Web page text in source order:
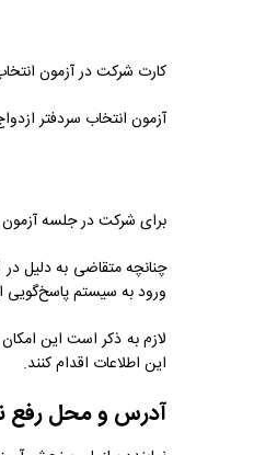
کارت شرکت در آزمون انتخاب سردفتر ازدواج و
آزمون انتخاب سردفتر ازدواج و طلاق سازمان ثبت اسناد و املاک
برای شرکت در جلسه
چنانچه متقاضی به دلیل
ورود به سیستم پاسخ‌گویی
لازم به ذکر است این
این اطلاعات اقدام کنند.
آدرس و محل رفع